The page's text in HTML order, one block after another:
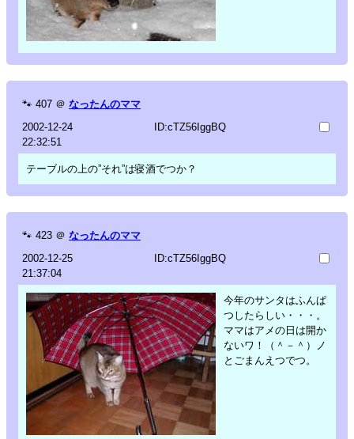
🐾 407 ＠ なったんのママ
2002-12-24
22:32:51
ID:cTZ56IggBQ
テーブルの上の”それ”は寝酒でつか？
🐾 423 ＠ なったんのママ
2002-12-25
21:37:04
ID:cTZ56IggBQ
今年のサンタはふんぱ
つしたらしい・・・。
ママはアメの日は開か
ないワ！（＾－＾）ノ
とごまんえつでつ。